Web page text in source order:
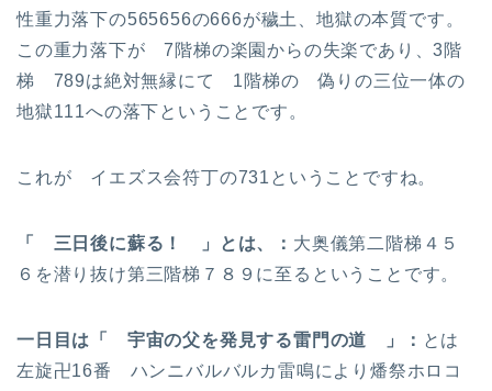
性重力落下の565656の666が穢土、地獄の本質です。
この重力落下が 7階梯の楽園からの失楽であり、3階
梯 789は絶対無縁にて 1階梯の 偽りの三位一体の
地獄111への落下ということです。
これが イエズス会符丁の731ということですね。
「 三日後に蘇る！ 」とは、： 大奥儀第二階梯４５
６を潜り抜け第三階梯７８９に至るということです。
一日目は「 宇宙の父を発見する雷門の道 」： とは
左旋卍16番 ハンニバルバルカ雷鳴により燔祭ホロコ